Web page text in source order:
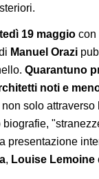
19 maggio con
Manuel Orazi
Quarantuno
noti e
non solo attraverso
presentazione
, Louise Lemoine